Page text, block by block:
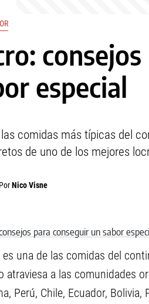
especial
comidas más típicas del
de uno de los mejores
PorNico Visne
es una de las comidas del
atraviesa a las comunidades
Perú, Chile, Ecuador,